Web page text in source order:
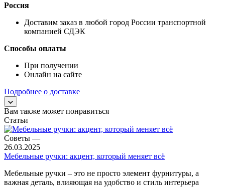
Россия
Доставим заказ в любой город России транспортной
компанией СДЭК
Способы оплаты
При получении
Онлайн на сайте
Подробнее о доставке
Вам также может понравиться
Статьи
Советы —
26.03.2025
Мебельные ручки: акцент, который меняет всё
Мебельные ручки – это не просто элемент фурнитуры, а
важная деталь, влияющая на удобство и стиль интерьера